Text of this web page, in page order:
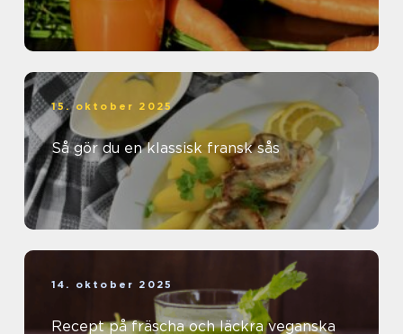
15. oktober 2025
Så gör du en klassisk fransk sås
14. oktober 2025
Recept på fräscha och läckra veganska